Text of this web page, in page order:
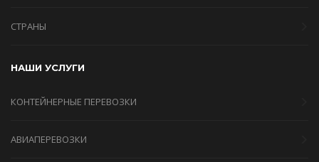
СТРАНЫ
НАШИ УСЛУГИ
КОНТЕЙНЕРНЫЕ ПЕРЕВОЗКИ
АВИАПЕРЕВОЗКИ